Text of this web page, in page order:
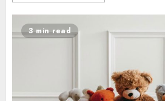
3 min read